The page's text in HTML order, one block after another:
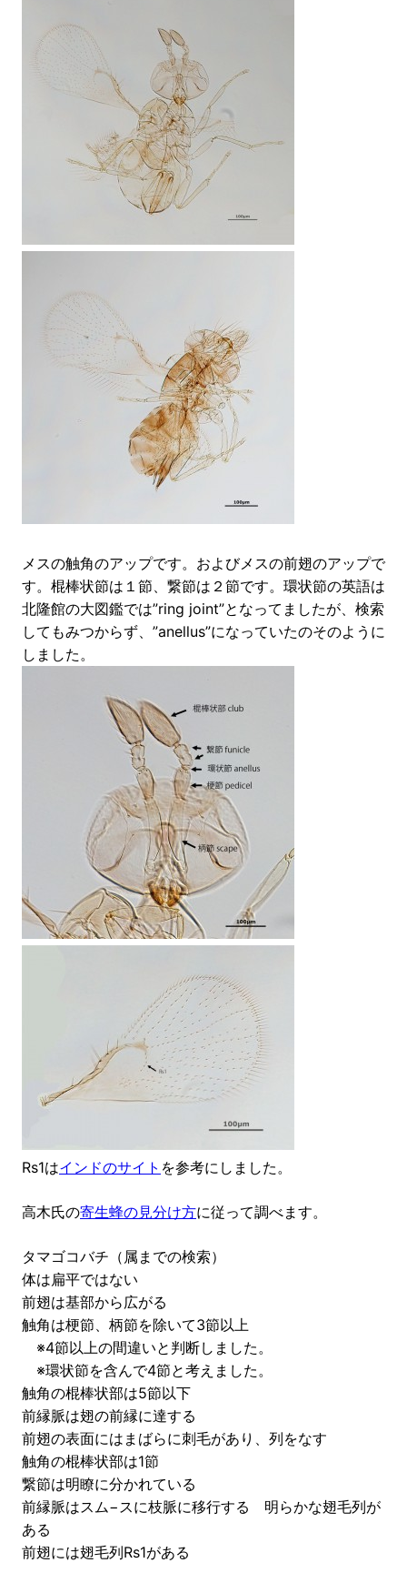
メスの触角のアップです。およびメスの前翅のアップで
す。棍棒状節は１節、繋節は２節です。環状節の英語は
北隆館の大図鑑では”ring joint”となってましたが、検索
してもみつからず、”anellus”になっていたのそのように
しました。
Rs1はインドのサイト を参考にしました。
高木氏の寄生蜂の見分け方に従って調べます。
タマゴコバチ（属までの検索）
体は扁平ではない
前翅は基部から広がる
触角は梗節、柄節を除いて3節以上
※4節以上の間違いと判断しました。
※環状節を含んで4節と考えました。
触角の棍棒状部は5節以下
前縁脈は翅の前縁に達する
前翅の表面にはまばらに刺毛があり、列をなす
触角の棍棒状部は1節
繋節は明瞭に分かれている
前縁脈はスム−スに枝脈に移行する 明らかな翅毛列が
ある
前翅には翅毛列Rs1がある